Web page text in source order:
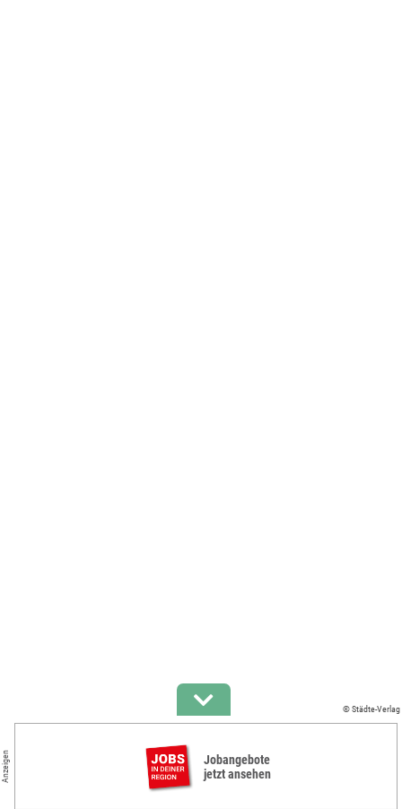
© Städte-Verlag
Anzeigen
Jobangebote
jetzt ansehen